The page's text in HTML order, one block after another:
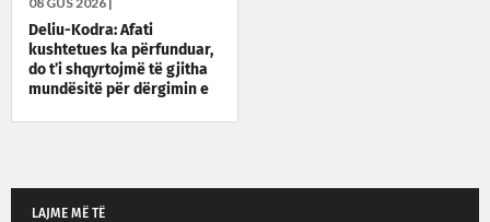
Deliu-Kodra: Afati
kushtetues ka përfunduar,
do t’i shqyrtojmë të gjitha
mundësitë për dërgimin e
LAJME MË TË